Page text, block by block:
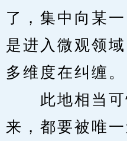
了，集中向某
是进入微观领
多维度在纠缠。
此地相当可
来，都要被唯